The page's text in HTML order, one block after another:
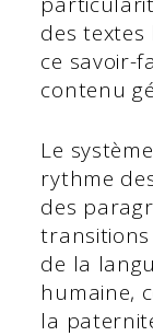
des
ce savoir-
contenu
Le
rythme
des
de la
humaine,
la